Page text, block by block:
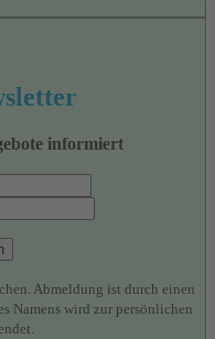
informiert
Abmeldung ist durch einen
Namens wird zur persönlichen